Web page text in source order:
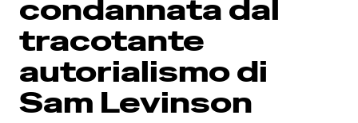
condannata dal
tracotante
autorialismo di
Sam Levinson